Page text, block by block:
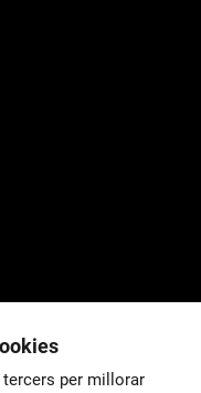
per millorar